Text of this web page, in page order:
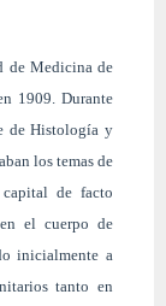
de Medicina de
1909. Durante
de Histología y
los temas de
de facto
en el cuerpo de
inicialmente a
tanto en